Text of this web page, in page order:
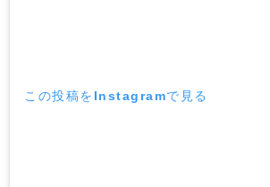
この投稿をInstagramで見る